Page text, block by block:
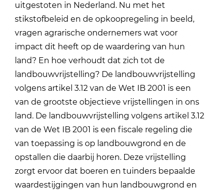
uitgestoten in Nederland. Nu met het
stikstofbeleid en de opkoopregeling in beeld,
vragen agrarische ondernemers wat voor
impact dit heeft op de waardering van hun
land? En hoe verhoudt dat zich tot de
landbouwvrijstelling? De landbouwvrijstelling
volgens artikel 3.12 van de Wet IB 2001 is een
van de grootste objectieve vrijstellingen in ons
land. De landbouwvrijstelling volgens artikel 3.12
van de Wet IB 2001 is een fiscale regeling die
van toepassing is op landbouwgrond en de
opstallen die daarbij horen. Deze vrijstelling
zorgt ervoor dat boeren en tuinders bepaalde
waardestijgingen van hun landbouwgrond en